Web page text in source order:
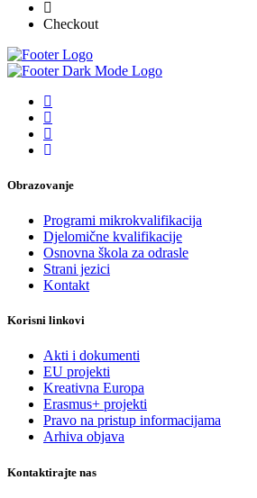
Checkout
Obrazovanje
Programi mikrokvalifikacija
Djelomične kvalifikacije
Osnovna škola za odrasle
Strani jezici
Kontakt
Korisni linkovi
Akti i dokumenti
EU projekti
Kreativna Europa
Erasmus+ projekti
​​​​​​​Pravo na pristup informacijama
Arhiva objava
Kontaktirajte nas